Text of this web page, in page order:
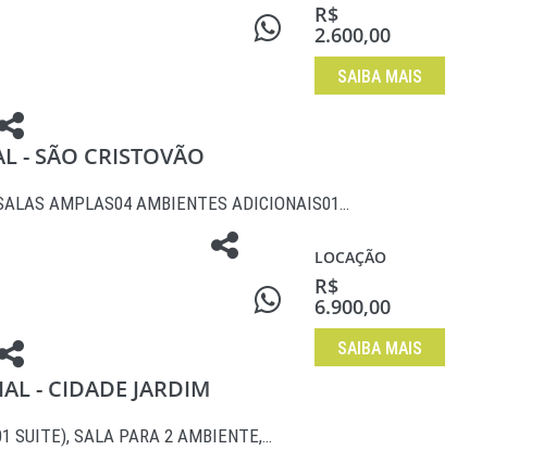
R$
2.600,00
SAIBA MAIS
- SÃO CRISTOVÃO
AMPLAS04 AMBIENTES ADICIONAIS01…
LOCAÇÃO
R$
6.900,00
SAIBA MAIS
- CIDADE JARDIM
SUITE), SALA PARA 2 AMBIENTE,…